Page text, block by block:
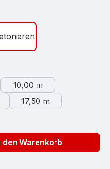
10,00 m
17,50 m
den Warenkorb